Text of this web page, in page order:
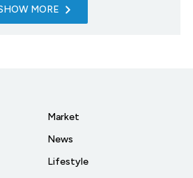
MORE
Market
News
Lifestyle